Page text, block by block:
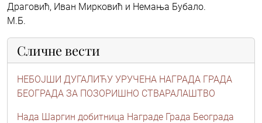
Драговић, Иван Мирковић и Немања Бубало.
М.Б.
Сличне вести
НЕБОЈШИ ДУГАЛИЋУ УРУЧЕНА НАГРАДА ГРАДА
БЕОГРАДА ЗА ПОЗОРИШНО СТВАРАЛАШТВО
Нада Шаргин добитница Награде Града Београда